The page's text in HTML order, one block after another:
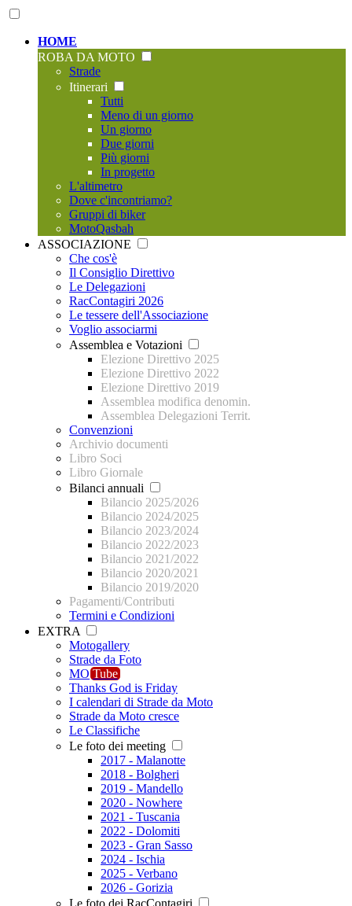
HOME
ROBA DA MOTO
Strade
Itinerari
Tutti
Meno di un giorno
Un giorno
Due giorni
Più giorni
In progetto
L'altimetro
Dove c'incontriamo?
Gruppi di biker
MotoQasbah
ASSOCIAZIONE
Che cos'è
Il Consiglio Direttivo
Le Delegazioni
RacContagiri 2026
Le tessere dell'Associazione
Voglio associarmi
Assemblea e Votazioni
Elezione Direttivo 2025
Elezione Direttivo 2022
Elezione Direttivo 2019
Assemblea modifica denomin.
Assemblea Delegazioni Territ.
Convenzioni
Archivio documenti
Libro Soci
Libro Giornale
Bilanci annuali
Bilancio 2025/2026
Bilancio 2024/2025
Bilancio 2023/2024
Bilancio 2022/2023
Bilancio 2021/2022
Bilancio 2020/2021
Bilancio 2019/2020
Pagamenti/Contributi
Termini e Condizioni
EXTRA
Motogallery
Strade da Foto
MO Tube
Thanks God is Friday
I calendari di Strade da Moto
Strade da Moto cresce
Le Classifiche
Le foto dei meeting
2017 - Malanotte
2018 - Bolgheri
2019 - Mandello
2020 - Nowhere
2021 - Tuscania
2022 - Dolomiti
2023 - Gran Sasso
2024 - Ischia
2025 - Verbano
2026 - Gorizia
Le foto dei RacContagiri